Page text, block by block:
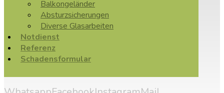
Balkongeländer
Absturzsicherungen
Diverse Glasarbeiten
Notdienst
Referenz
Schadensformular